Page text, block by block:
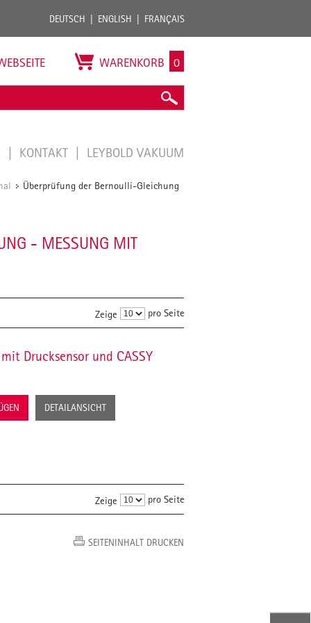
DEUTSCH ENGLISH FRANÇAIS
WARENKORB 0
KONTAKT LEYBOLD VAKUUM
/ Überprüfung der Bernoulli-Gleichung
- MESSUNG MIT
Zeige pro Seite
Drucksensor und CASSY
DETAILANSICHT
Zeige pro Seite
SEITENINHALT DRUCKEN